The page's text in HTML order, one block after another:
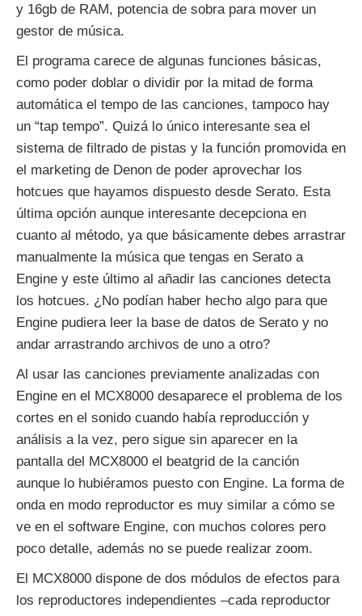
y 16gb de RAM, potencia de sobra para mover un
gestor de música.
El programa carece de algunas funciones básicas,
como poder doblar o dividir por la mitad de forma
automática el tempo de las canciones, tampoco hay
un “tap tempo”. Quizá lo único interesante sea el
sistema de filtrado de pistas y la función promovida en
el marketing de Denon de poder aprovechar los
hotcues que hayamos dispuesto desde Serato. Esta
última opción aunque interesante decepciona en
cuanto al método, ya que básicamente debes arrastrar
manualmente la música que tengas en Serato a
Engine y este último al añadir las canciones detecta
los hotcues. ¿No podían haber hecho algo para que
Engine pudiera leer la base de datos de Serato y no
andar arrastrando archivos de uno a otro?
Al usar las canciones previamente analizadas con
Engine en el MCX8000 desaparece el problema de los
cortes en el sonido cuando había reproducción y
análisis a la vez, pero sigue sin aparecer en la
pantalla del MCX8000 el beatgrid de la canción
aunque lo hubiéramos puesto con Engine. La forma de
onda en modo reproductor es muy similar a cómo se
ve en el software Engine, con muchos colores pero
poco detalle, además no se puede realizar zoom.
El MCX8000 dispone de dos módulos de efectos para
los reproductores independientes –cada reproductor